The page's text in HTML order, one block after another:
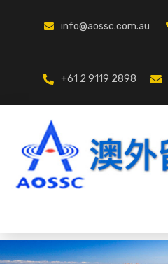
info@aossc.com.au
+61 2 9119 2898